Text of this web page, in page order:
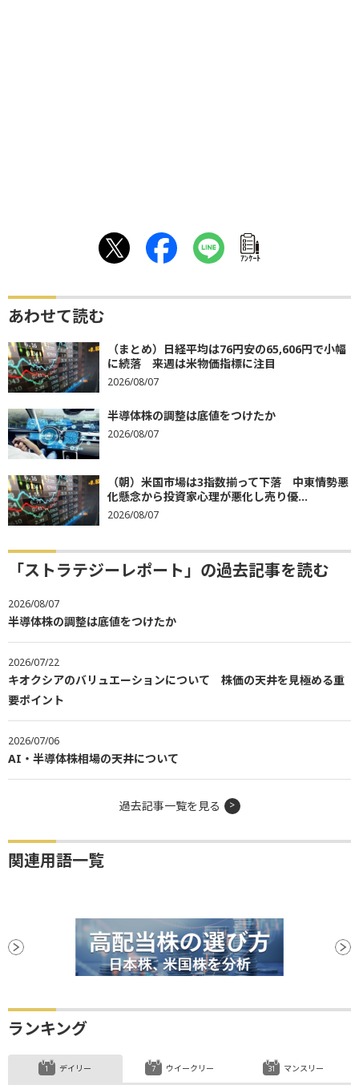
ｱﾝｹｰﾄ
あわせて読む
（まとめ）日経平均は76円安の65,606円で小幅
に続落 来週は米物価指標に注目
2026/08/07
半導体株の調整は底値をつけたか
2026/08/07
（朝）米国市場は3指数揃って下落 中東情勢悪
化懸念から投資家心理が悪化し売り優...
2026/08/07
「ストラテジーレポート」の過去記事を読む
2026/08/07
半導体株の調整は底値をつけたか
2026/07/22
キオクシアのバリュエーションについて 株価の天井を見極める重
要ポイント
2026/07/06
AI・半導体株相場の天井について
過去記事一覧を見る
関連用語一覧
ランキング
デイリー ウイークリー マンスリー